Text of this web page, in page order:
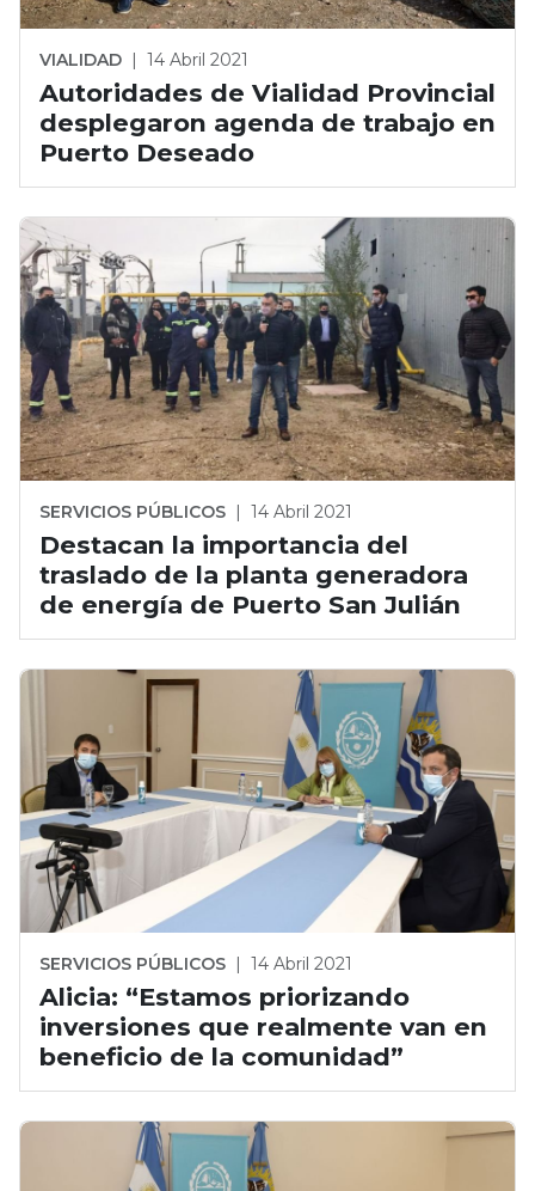
VIALIDAD | 14 Abril 2021
Autoridades de Vialidad Provincial
desplegaron agenda de trabajo en
Puerto Deseado
SERVICIOS PÚBLICOS | 14 Abril 2021
Destacan la importancia del
traslado de la planta generadora
de energía de Puerto San Julián
SERVICIOS PÚBLICOS | 14 Abril 2021
Alicia: “Estamos priorizando
inversiones que realmente van en
beneficio de la comunidad”